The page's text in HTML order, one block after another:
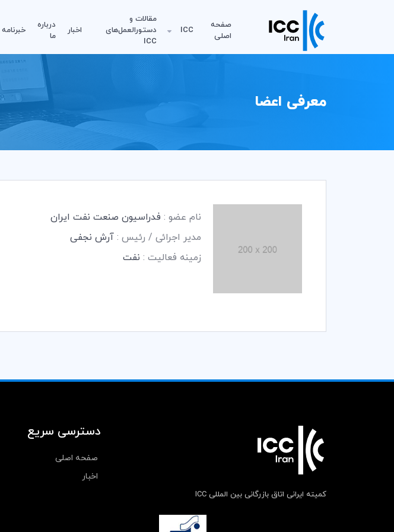
صفحه
اصلی
ICC
مقالات و
دستورالعمل‌های
ICC
اخبار
درباره
ما
خبرنامه
معرفی اعضا
نام عضو : فدراسیون صنعت نفت ایران
مدیر اجرائی / رئیس : آرش نجفی
زمینه فعالیت : نفت
کمیته ایرانی اتاق بازرگانی بین المللی ICC
دسترسی سریع
صفحه اصلی
اخبار